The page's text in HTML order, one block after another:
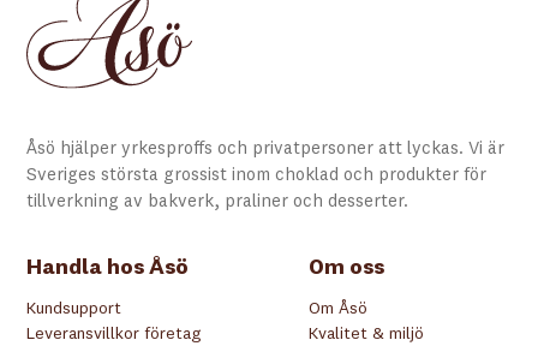
Åsö hjälper yrkesproffs och privatpersoner att lyckas. Vi är
Sveriges största grossist inom choklad och produkter för
tillverkning av bakverk, praliner och desserter.
Om oss
Om Åsö
Kvalitet & miljö
Handla hos Åsö
Kundsupport
Leveransvillkor företag